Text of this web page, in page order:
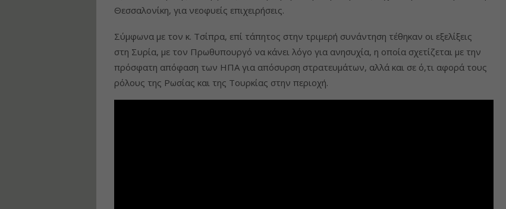
Θεσσαλονίκη, για νεοφυείς επιχειρήσεις.
Σύμφωνα με τον κ. Τσίπρα, επί τάπητος στην τριμερή συνάντηση τέθηκαν οι εξελίξεις
στη Συρία, με τον Πρωθυπουργό να κάνει λόγο για ανησυχία, η οποία σχετίζεται με την
πρόσφατη απόφαση των ΗΠΑ για απόσυρση στρατευμάτων, αλλά και σε ό,τι αφορά τους
ρόλους της Ρωσίας και της Τουρκίας στην περιοχή.